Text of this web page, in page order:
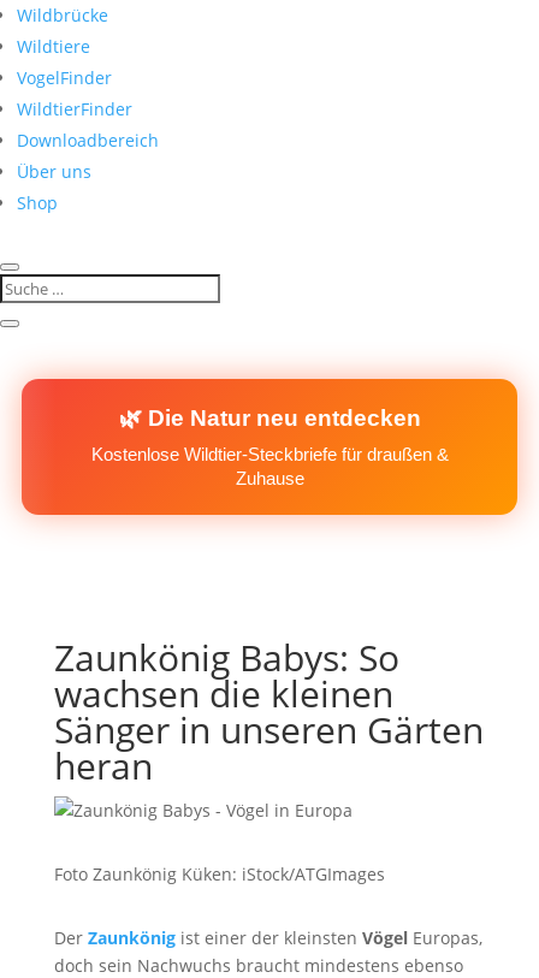
Wildbrücke
Wildtiere
VogelFinder
WildtierFinder
Downloadbereich
Über uns
Shop
🌿 Die Natur neu entdecken
Kostenlose Wildtier-Steckbriefe für draußen &
Zuhause
Zaunkönig Babys: So
wachsen die kleinen
Sänger in unseren Gärten
heran
Foto Zaunkönig Küken: iStock/ATGImages
Der Zaunkönigist einer der kleinsten VögelEuropas,
doch sein Nachwuchs braucht mindestens ebenso